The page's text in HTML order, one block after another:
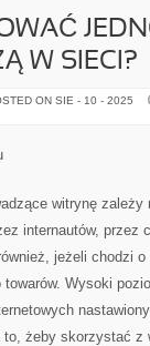
W SIECI?
ON SIE - 10 - 2025
witrynę zależy
internautów,
jeżeli chodzi
towarów. Wysoki
żeby skorzystać z